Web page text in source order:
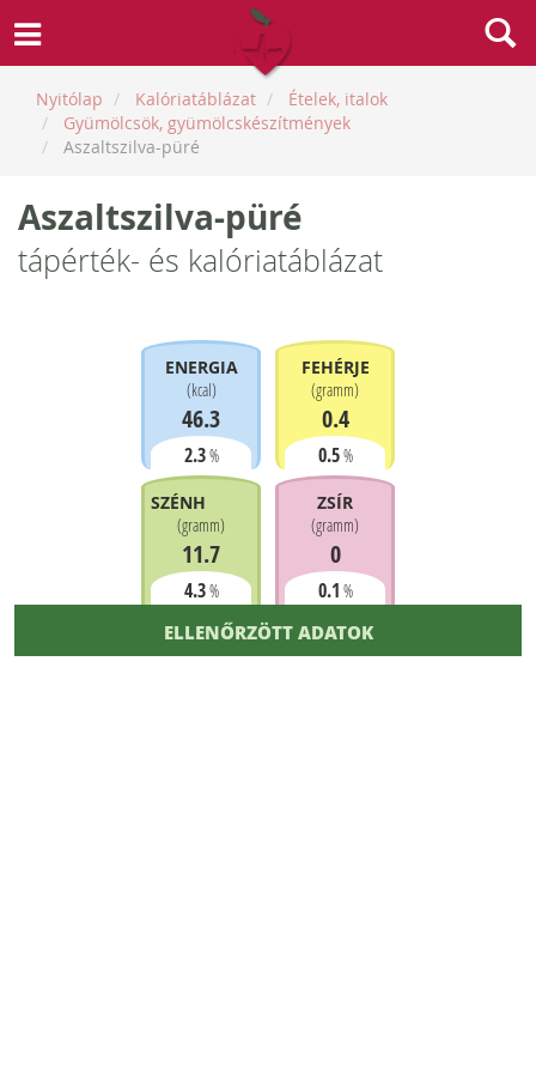
Nyitólap Kalóriatáblázat
Ételek, italok
Gyümölcsök, gyümölcskészítmények
Aszaltszilva-püré
Aszaltszilva-püré
tápérték- és kalóriatáblázat
ENERGIA
(kcal)
46.3
2.3%
FEHÉRJE
(gramm)
0.4
0.5%
SZÉNHIDRÁT
(gramm)
11.7
4.3%
ZSÍR
(gramm)
0
0.1 %
ELLENŐRZÖTT ADATOK